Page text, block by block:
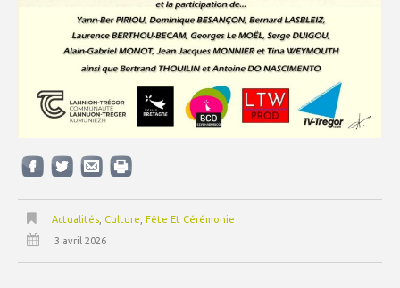
Actualités, Culture Fête Et Cérémonie
3 avril 2026